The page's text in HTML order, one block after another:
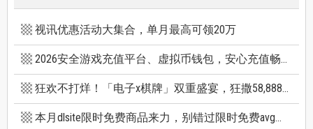
视讯优惠活动大集合，单月最高可领20万
2026安全游戏充值平台、虚拟币钱包，安心充值畅快游戏
狂欢不打烊！「电子x棋牌」双重盛宴，狂撒58,888巨额红利
本月dlsite限时免费商品来力，别错过限时免费avg成人游戏和免费插画集